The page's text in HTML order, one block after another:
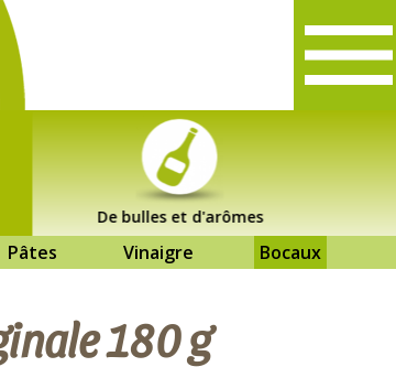
De bulles et d'arômes
Pâtes Vinaigre Bocaux
180 g